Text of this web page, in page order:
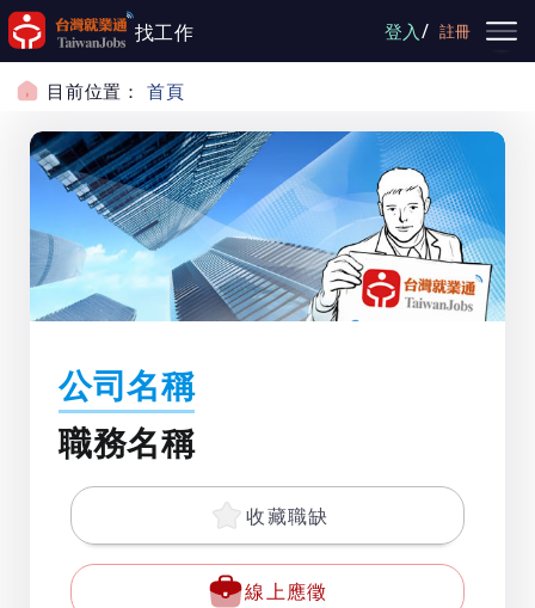
跳到主要內容
找工作 登入/ 註冊
目前位置： 首頁
公司名稱
職務名稱
收藏職缺
線上應徵